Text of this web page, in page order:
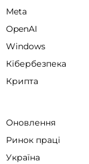
Meta
OpenAI
Windows
Кібербезпека
Крипта
Оновлення
Ринок праці
Україна